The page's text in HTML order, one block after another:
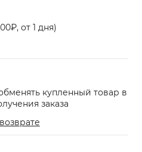
от 1 дня)
купленный товар в
заказа